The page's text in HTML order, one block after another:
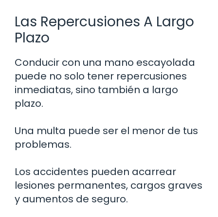
Las Repercusiones A Largo
Plazo
Conducir con una mano escayolada
puede no solo tener repercusiones
inmediatas, sino también a largo
plazo.
Una multa puede ser el menor de tus
problemas.
Los accidentes pueden acarrear
lesiones permanentes, cargos graves
y aumentos de seguro.